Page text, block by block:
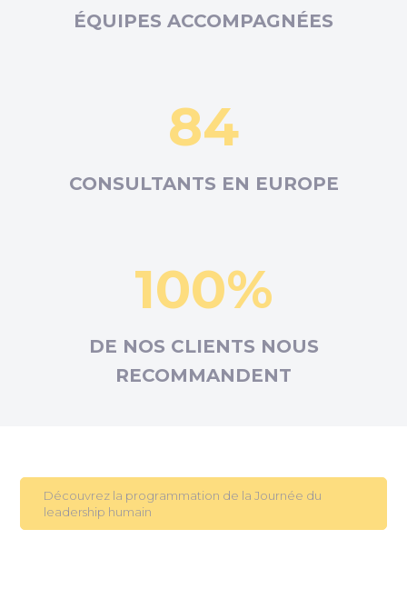
ÉQUIPES ACCOMPAGNÉES
84
CONSULTANTS EN EUROPE
100%
DE NOS CLIENTS NOUS
RECOMMANDENT
Découvrez la programmation de la Journée du
leadership humain